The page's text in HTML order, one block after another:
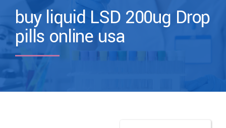
buy liquid LSD 200ug Drop
pills online usa